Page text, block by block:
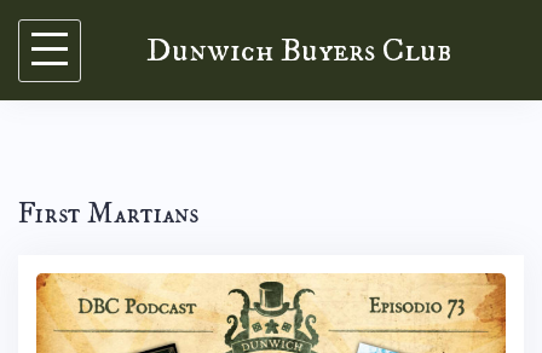
Skip
content
Dunwich Buyers Club
First Martians